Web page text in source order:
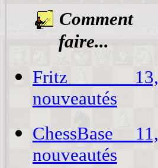
Comment
faire...
Fritz 13,
nouveautés
ChessBase 11,
nouveautés